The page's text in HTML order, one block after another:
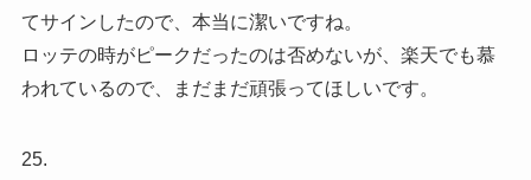
てサインしたので、本当に潔いですね。
ロッテの時がピークだったのは否めないが、楽天でも慕
われているので、まだまだ頑張ってほしいです。
25.